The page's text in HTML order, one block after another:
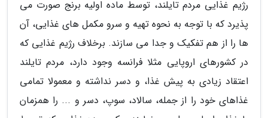
رژیم غذایی مردم تایلند، توسط ماده اولیه برنج صورت می
پذیرد که با توجه به نحوه تهیه و سرو مکمل های غذایی، آن
ها را از هم تفکیک و جدا می سازند. برخلاف رژیم غذایی که
در کشورهای اروپایی مثلا فرانسه وجود دارد، مردم تایلند
اعتقاد زیادی به پیش غذا، و دسر نداشته و معمولا تمامی
غذاهای خود را از جمله، سالاد، سوپ، دسر و ... را همزمان